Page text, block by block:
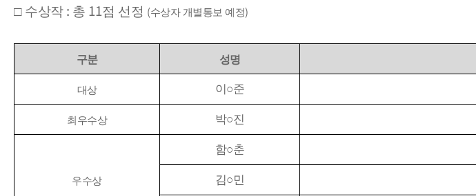
인사말
설립목적/연혁
지방발전 추진
중앙지방협력회의 ·
총회현황
대정부정책건의
연구보고서
지방외교 추진
□ 수상작 : 총 11점 선정 (수상자 개별통보 예정)
구분 성명
대상 이○준
최우수상 박○진
우수상
함○춘
김○민